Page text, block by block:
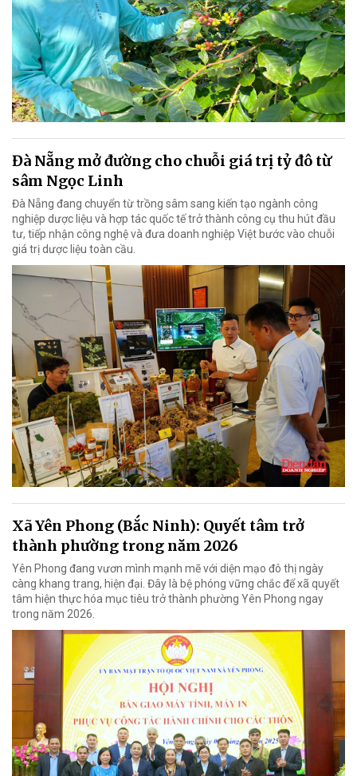
Đà Nẵng mở đường cho chuỗi giá trị tỷ đô từ
sâm Ngọc Linh
Đà Nẵng đang chuyển từ trồng sâm sang kiến tạo ngành công
nghiệp dược liệu và hợp tác quốc tế trở thành công cụ thu hút đầu
tư, tiếp nhận công nghệ và đưa doanh nghiệp Việt bước vào chuỗi
giá trị dược liệu toàn cầu.
Xã Yên Phong (Bắc Ninh): Quyết tâm trở
thành phường trong năm 2026
Yên Phong đang vươn mình mạnh mẽ với diện mạo đô thị ngày
càng khang trang, hiện đại. Đây là bệ phóng vững chắc để xã quyết
tâm hiện thực hóa mục tiêu trở thành phường Yên Phong ngay
trong năm 2026.